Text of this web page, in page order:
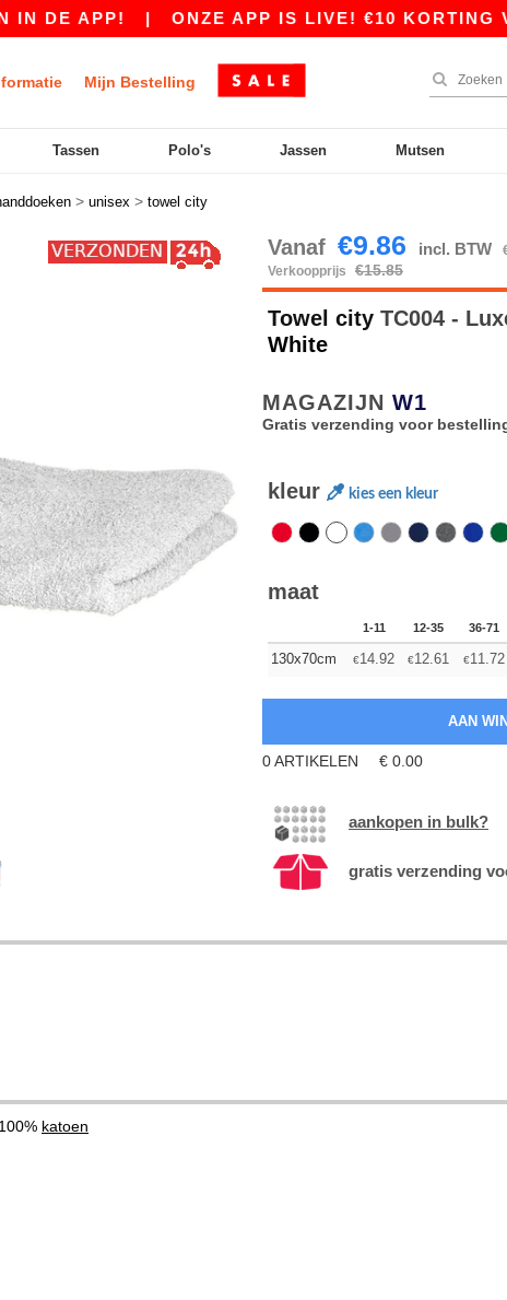
APP!|ONZE APP IS LIVE! €10 KORTING
Mijn Bestelling
Tassen Polo's Jassen Mutsen
> unisex > towel city
Vanaf €9.86 incl. BTW
Verkoopprijs
€15.85
Towel city TC004 -
White
MAGAZIJN W1
Gratis verzending voor
kleur kies een kleur
maat
1-11 12-35 36-71
130x70cm €14.92 €12.61 €11.72
0ARTIKELEN € 0.00
aankopen in bulk?
gratis verzending
katoen